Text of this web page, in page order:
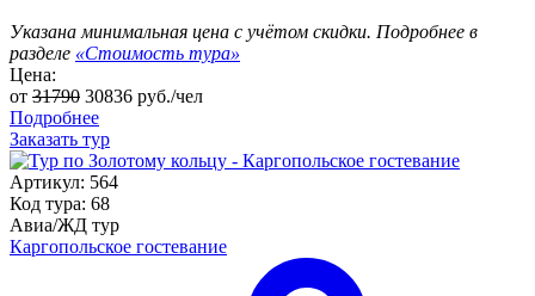
Указана минимальная цена с учётом скидки. Подробнее в
разделе «Стоимость тура»
Цена:
от 31790 30836 руб./чел
Подробнее
Заказать тур
Артикул: 564
Код тура: 68
Авиа/ЖД тур
Каргопольское гостевание